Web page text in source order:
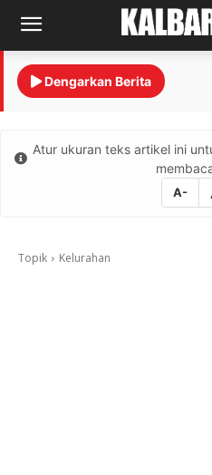
Dengarkan Berita
Atur ukuran teks artikel ini
A-
Topik Kelurahan